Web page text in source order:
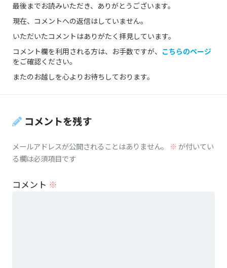
最後までお読みいただき、ありがとうございます。
現在、コメントへの返信はしていません。
いただいたコメントはありがたく拝見しています。
コメント欄を利用される方は、お手数ですが、 こちらのページ
をご確認ください。
またのお越しを心よりお待ちしております。
コメントを残す
メールアドレスが公開されることはありません。 ※が付いてい
る欄は必須項目です
コメント ※